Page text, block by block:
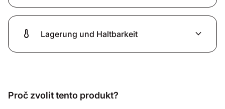
thermometer Lagerung und Haltbarkeit expand_more
Proč zvolit tento produkt?